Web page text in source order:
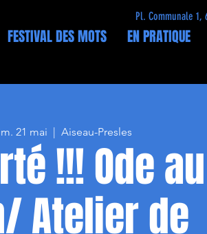
FESTIVAL DES MOTS EN PRATIQUE
Pl. Communale 1,
21 mai
  |
Aiseau-Presles
!!! Ode au
Atelier de